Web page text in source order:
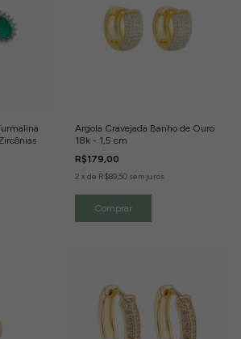
Argola Cravejada Banho de Ouro
18k - 1,5 cm
R$179,00
2 x de R$89,50 sem juros